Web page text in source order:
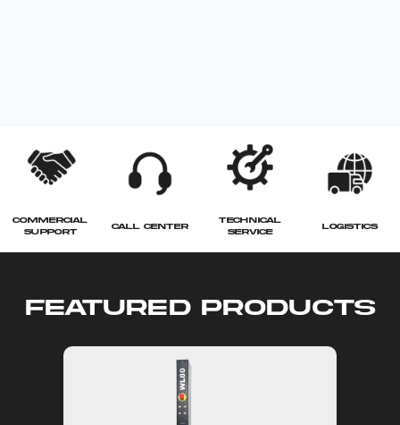
COMMERCIAL
SUPPORT
CALL CENTER
TECHNICAL
SERVICE
LOGISTICS
FEATURED PRODUCTS